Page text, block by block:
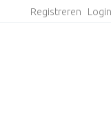
Registreren